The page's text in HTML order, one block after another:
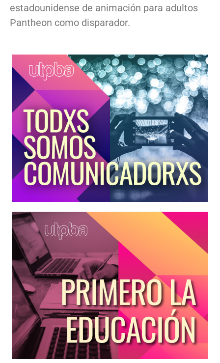
estadounidense de animación para adultos
Pantheon como disparador.